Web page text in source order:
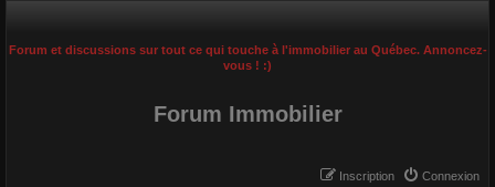
Forum et discussions sur tout ce qui touche à l'immobilier au Québec. Annoncez-
vous ! :)
Forum Immobilier
Connexion
Inscription